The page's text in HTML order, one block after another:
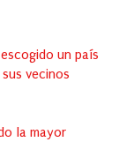
un país
vecinos
la mayor